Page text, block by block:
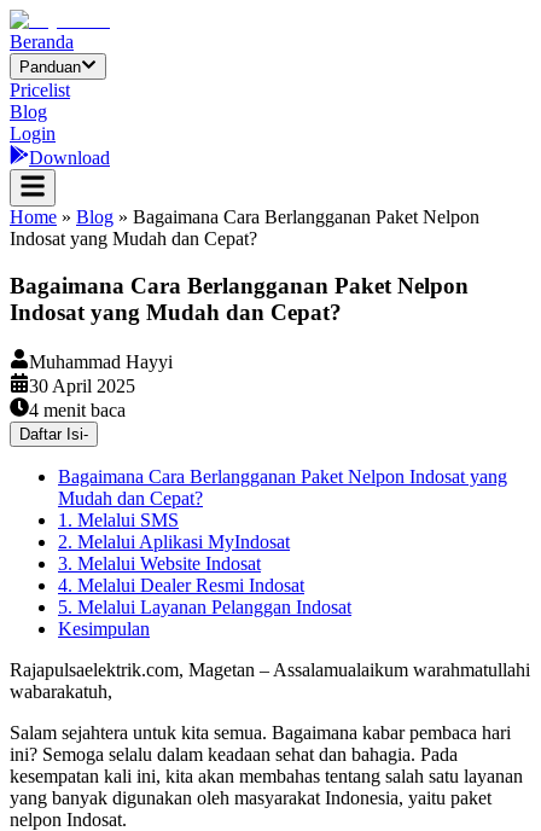
Beranda
Panduan
Pricelist
Blog
Login
Download
Home » Blog » Bagaimana Cara Berlangganan Paket Nelpon
Indosat yang Mudah dan Cepat?
Bagaimana Cara Berlangganan Paket Nelpon
Indosat yang Mudah dan Cepat?
Muhammad Hayyi
30 April 2025
4 menit baca
Daftar Isi-
Bagaimana Cara Berlangganan Paket Nelpon Indosat yang
Mudah dan Cepat?
1. Melalui SMS
2. Melalui Aplikasi MyIndosat
3. Melalui Website Indosat
4. Melalui Dealer Resmi Indosat
5. Melalui Layanan Pelanggan Indosat
Kesimpulan
Rajapulsaelektrik.com, Magetan – Assalamualaikum warahmatullahi
wabarakatuh,
Salam sejahtera untuk kita semua. Bagaimana kabar pembaca hari
ini? Semoga selalu dalam keadaan sehat dan bahagia. Pada
kesempatan kali ini, kita akan membahas tentang salah satu layanan
yang banyak digunakan oleh masyarakat Indonesia, yaitu paket
nelpon Indosat.